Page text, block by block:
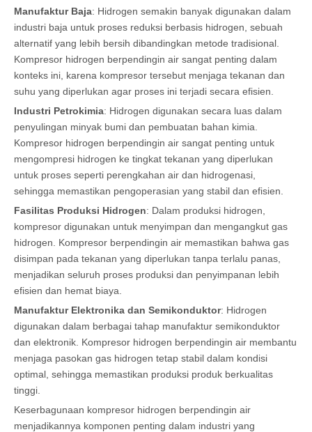
Manufaktur Baja: Hidrogen semakin banyak digunakan dalam
industri baja untuk proses reduksi berbasis hidrogen, sebuah
alternatif yang lebih bersih dibandingkan metode tradisional.
Kompresor hidrogen berpendingin air sangat penting dalam
konteks ini, karena kompresor tersebut menjaga tekanan dan
suhu yang diperlukan agar proses ini terjadi secara efisien.
Industri Petrokimia: Hidrogen digunakan secara luas dalam
penyulingan minyak bumi dan pembuatan bahan kimia.
Kompresor hidrogen berpendingin air sangat penting untuk
mengompresi hidrogen ke tingkat tekanan yang diperlukan
untuk proses seperti perengkahan air dan hidrogenasi,
sehingga memastikan pengoperasian yang stabil dan efisien.
Fasilitas Produksi Hidrogen: Dalam produksi hidrogen,
kompresor digunakan untuk menyimpan dan mengangkut gas
hidrogen. Kompresor berpendingin air memastikan bahwa gas
disimpan pada tekanan yang diperlukan tanpa terlalu panas,
menjadikan seluruh proses produksi dan penyimpanan lebih
efisien dan hemat biaya.
Manufaktur Elektronika dan Semikonduktor: Hidrogen
digunakan dalam berbagai tahap manufaktur semikonduktor
dan elektronik. Kompresor hidrogen berpendingin air membantu
menjaga pasokan gas hidrogen tetap stabil dalam kondisi
optimal, sehingga memastikan produksi produk berkualitas
tinggi.
Keserbagunaan kompresor hidrogen berpendingin air
menjadikannya komponen penting dalam industri yang